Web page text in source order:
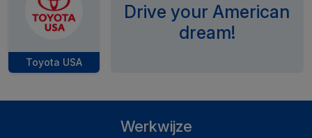
Toyota USA
Drive your American
dream!
Werkwijze